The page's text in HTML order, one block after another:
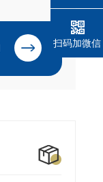
扫码加微信